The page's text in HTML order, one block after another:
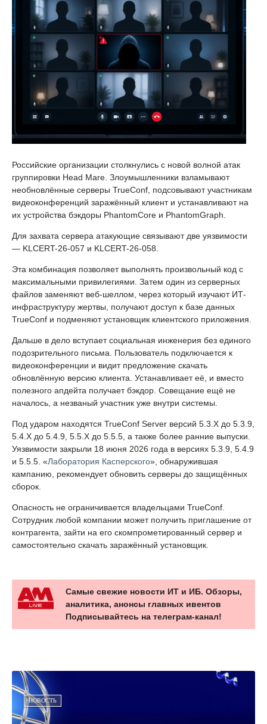
Российские организации столкнулись с новой волной атак
группировки Head Mare. Злоумышленники взламывают
необновлённые серверы TrueConf, подсовывают участникам
видеоконференций заражённый клиент и устанавливают на
их устройства бэкдоры PhantomCore и PhantomGraph.
Для захвата сервера атакующие связывают две уязвимости
— KLCERT-26-057 и KLCERT-26-058.
Эта комбинация позволяет выполнять произвольный код с
максимальными привилегиями. Затем один из серверных
файлов заменяют веб-шеллом, через который изучают ИТ-
инфраструктуру жертвы, получают доступ к базе данных
TrueConf и подменяют установщик клиентского приложения.
Дальше в дело вступает социальная инженерия без единого
подозрительного письма. Пользователь подключается к
видеоконференции и видит предложение скачать
обновлённую версию клиента. Устанавливает её, и вместо
полезного апдейта получает бэкдор. Совещание ещё не
началось, а незваный участник уже внутри системы.
Под ударом находятся TrueConf Server версий 5.3.X до 5.3.9,
5.4.X до 5.4.9, 5.5.X до 5.5.5, а также более ранние выпуски.
Уязвимости закрыли 18 июня 2026 года в версиях 5.3.9, 5.4.9
и 5.5.5. «Лаборатория Касперского», обнаружившая
кампанию, рекомендует обновить серверы до защищённых
сборок.
Опасность не ограничивается владельцами TrueConf.
Сотрудник любой компании может получить приглашение от
контрагента, зайти на его скомпрометированный сервер и
самостоятельно скачать заражённый установщик.
Самые свежие новости ИТ и ИБ. Обзоры,
аналитика, анонсы главных ивентов
Подписывайтесь на телеграм-канал!
НОВОСТЬ